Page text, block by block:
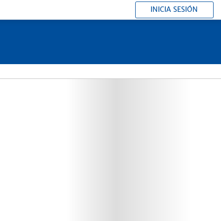
INICIA SESIÓN